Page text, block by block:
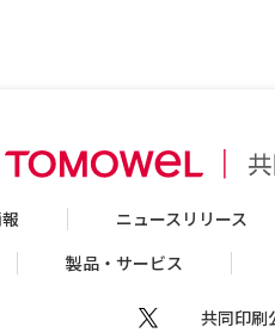
ニュースリリース
製品・サービス
共同印刷